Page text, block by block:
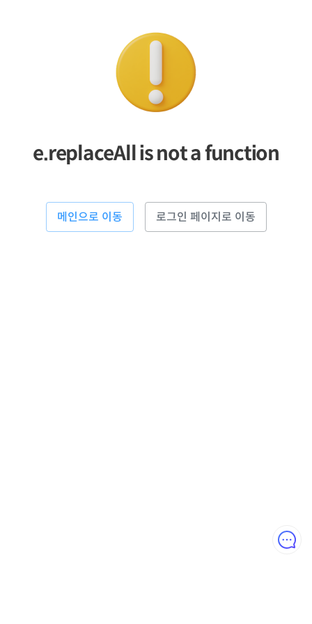
e.replaceAll is not a function
메인으로 이동 로그인 페이지로 이동